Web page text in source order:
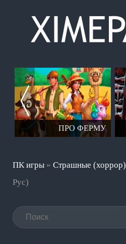
ПРО ФЕРМУ
ПК игры » Страшные (хоррор)
Рус)